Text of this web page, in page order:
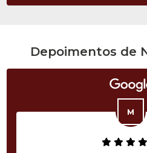
Depoimentos de